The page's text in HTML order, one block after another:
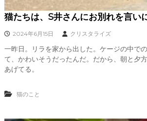
猫たちは、S井さんにお別れを言い
2024年6月15日 クリスタライズ
一昨日。リラを家から出した。ケージの中で
て、かわいそうだったんだ。だから、朝と夕
あげてる。
猫のこと